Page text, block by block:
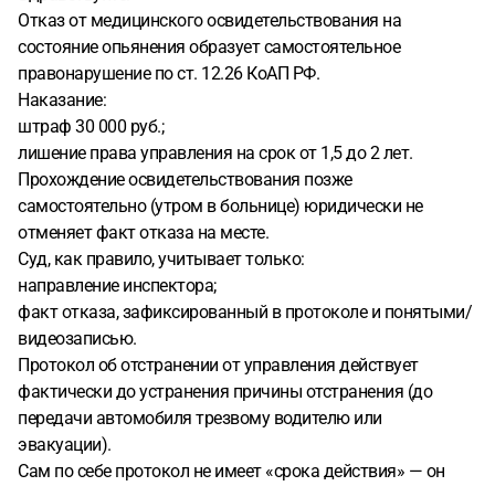
Отказ от медицинского освидетельствования на
состояние опьянения образует самостоятельное
правонарушение по ст. 12.26 КоАП РФ.
Наказание:
штраф 30 000 руб.;
лишение права управления на срок от 1,5 до 2 лет.
Прохождение освидетельствования позже
самостоятельно (утром в больнице) юридически не
отменяет факт отказа на месте.
Суд, как правило, учитывает только:
направление инспектора;
факт отказа, зафиксированный в протоколе и понятыми/
видеозаписью.
Протокол об отстранении от управления действует
фактически до устранения причины отстранения (до
передачи автомобиля трезвому водителю или
эвакуации).
Сам по себе протокол не имеет «срока действия» — он